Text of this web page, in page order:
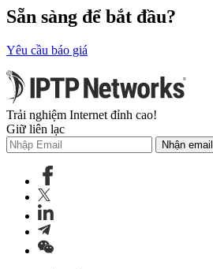
Sẵn sàng để bắt đầu?
Yêu cầu báo giá
Trải nghiệm Internet đỉnh cao!
Giữ liên lạc
Nhận email